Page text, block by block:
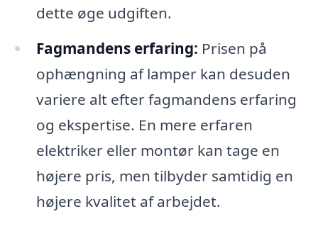
dette øge udgiften.
Fagmandens erfaring: Prisen på
ophængning af lamper kan desuden
variere alt efter fagmandens erfaring
og ekspertise. En mere erfaren
elektriker eller montør kan tage en
højere pris, men tilbyder samtidig en
højere kvalitet af arbejdet.